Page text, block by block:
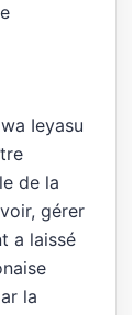
Ieyasu
de la
gérer
a laissé
la